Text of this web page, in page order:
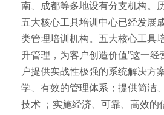
南、成都等多地设有分支机构。
五大核心工具培训中心已经发展
类管理培训机构。五大核心工具
升管理，为客户创造价值”这一
户提供实战性极强的系统解决方
学、有效的管理体系；提供简洁
技术 ；实施经济、可靠、高效的